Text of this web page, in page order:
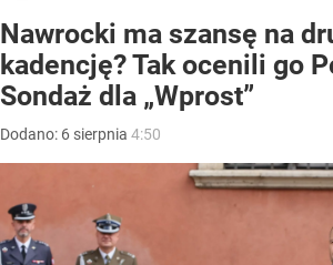
Nawrocki ma szansę na
kadencję? Tak ocenili go
Sondaż dla „Wprost”
Dodano: 6 sierpnia 4:50